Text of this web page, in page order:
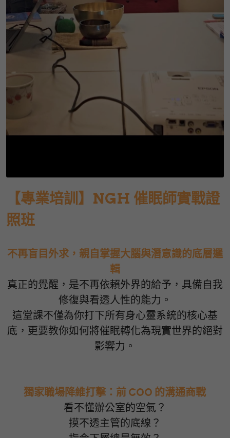
【專業培訓】NGH 催眠師實戰證
照班
不再盲目外求，親自掌握大腦與潛意識的底層邏
輯
真正的覺醒，是不再依賴外界的給予，具備自我
修復與看透人性的能力。
這堂課不僅為你打下所有身心靈系統的核心基
底，更要教你如何將催眠轉化為現實世界的絕對
影響力。
獨家職場降維打擊：前 COO 的溝通商戰
看不懂辦公室的空氣？
摸不透主管的底線？